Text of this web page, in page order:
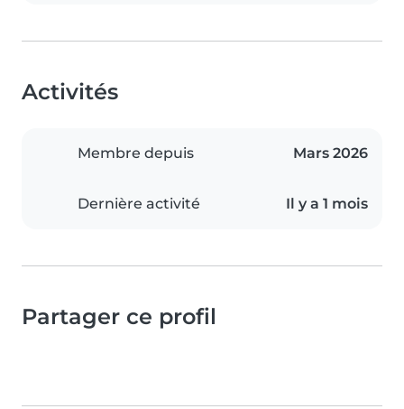
Activités
Membre depuis Mars 2026
Dernière activité Il y a 1 mois
Partager ce profil